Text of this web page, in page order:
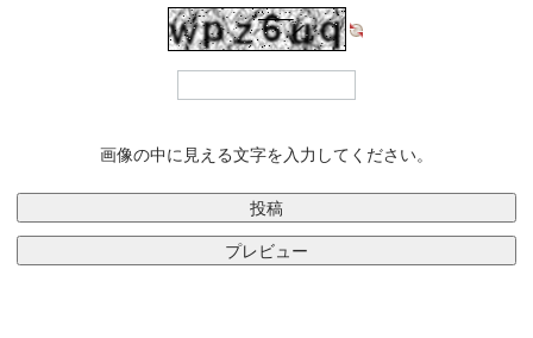
画像の中に見える文字を入力してください。